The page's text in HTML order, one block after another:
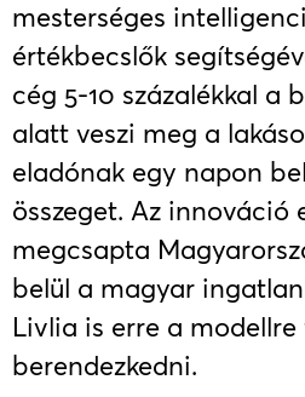
mesterséges
értékbecslők
cég 5-10 százalékkal a
alatt veszi meg a
eladónak egy napon
összeget. Az innováció
megcsapta
belül a magyar
Livlia is erre a modellre
berendezkedni.